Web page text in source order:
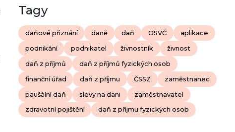
Tagy
daňové přiznání daně daň OSVČ aplikace
podnikání podnikatel živnostník živnost
daň z příjmů daň z příjmů fyzických osob
finanční úřad daň z příjmu ČSSZ zaměstnanec
paušální daň slevy na dani zaměstnavatel
zdravotní pojištění daň z příjmu fyzických osob